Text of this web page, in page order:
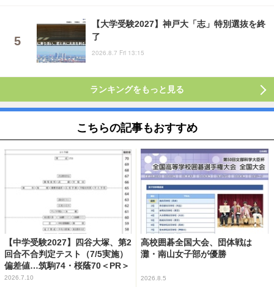
【大学受験2027】神戸大「志」特別選抜を終
了
2026.8.7 Fri 13:15
ランキングをもっと見る
こちらの記事もおすすめ
【中学受験2027】四谷大塚、第2
回合不合判定テスト（7/5実施）
偏差値…筑駒74・桜蔭70＜PR＞
2026.7.10
高校囲碁全国大会、団体戦は
灘・南山女子部が優勝
2026.8.5